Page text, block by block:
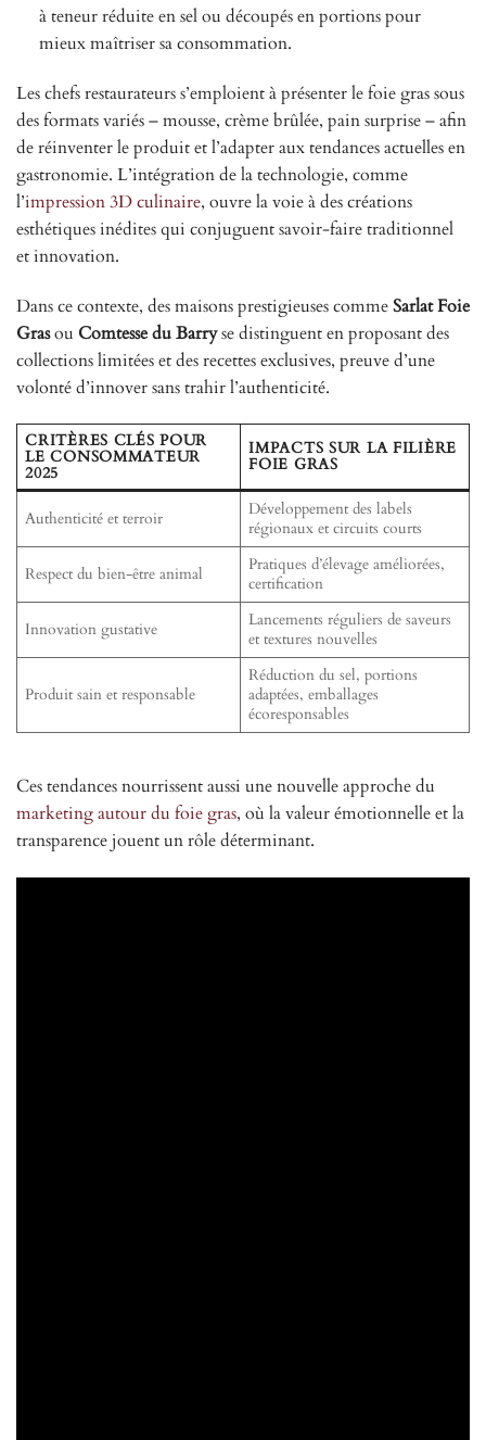
à teneur réduite en sel ou découpés en portions pour
mieux maîtriser sa consommation.
Les chefs restaurateurs s’emploient à présenter le foie gras sous
des formats variés – mousse, crème brûlée, pain surprise – afin
de réinventer le produit et l’adapter aux tendances actuelles en
gastronomie. L’intégration de la technologie, comme
l’impression 3D culinaire, ouvre la voie à des créations
esthétiques inédites qui conjuguent savoir-faire traditionnel
et innovation.
Dans ce contexte, des maisons prestigieuses commeSarlat Foie
Grasou Comtesse du Barryse distinguent en proposant des
collections limitées et des recettes exclusives, preuve d’une
volonté d’innover sans trahir l’authenticité.
CRITÈRES CLÉS POUR
LE CONSOMMATEUR
2025
IMPACTS SUR LA FILIÈRE
FOIE GRAS
Authenticité et terroir
Développement des labels
régionaux et circuits courts
Respect du bien-être animal
Pratiques d’élevage améliorées,
certification
Innovation gustative
Lancements réguliers de saveurs
et textures nouvelles
Produit sain et responsable
Réduction du sel, portions
adaptées, emballages
écoresponsables
Ces tendances nourrissent aussi une nouvelle approche du
marketing autour du foie gras, où la valeur émotionnelle et la
transparence jouent un rôle déterminant.